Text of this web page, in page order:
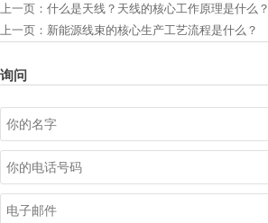
上一页： 什么是天线？天线的核心工作原理是什么？
上一页： 新能源线束的核心生产工艺流程是什么？
询问